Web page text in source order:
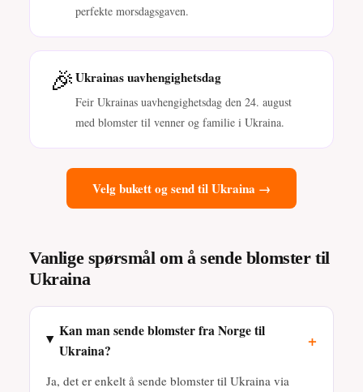
perfekte morsdagsgaven.
🎉Ukrainas uavhengighetsdag
Feir Ukrainas uavhengighetsdag den 24. august
med blomster til venner og familie i Ukraina.
Velg bukett og send til Ukraina →
Vanlige spørsmål om å sende blomster til
Ukraina
Kan man sende blomster fra Norge til
Ukraina?
+
Ja, det er enkelt å sende blomster til Ukraina via